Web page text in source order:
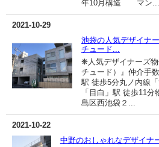
年10月構造 マン...
2021-10-29
池袋の人気デザイナ
チュード...
❋人気デザイナーズ
チュード）』仲介手
駅 徒歩5分丸ノ内線
「目白」駅 徒歩11
島区西池袋２...
2021-10-22
中野のおしゃれなデザイナ